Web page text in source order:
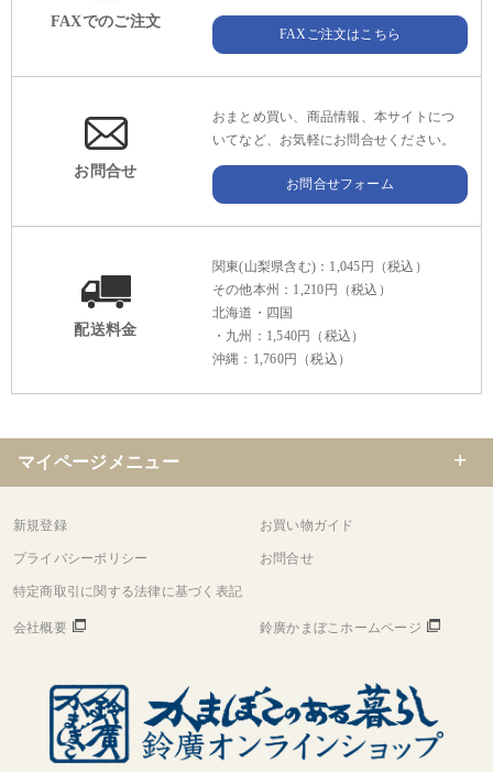
FAXでのご注文
FAXご注文はこちら
お問合せ
おまとめ買い、商品情報、本サイトにつ
いてなど、お気軽にお問合せください。
お問合せフォーム
配送料金
関東(山梨県含む)：1,045円（税込）
その他本州：1,210円（税込）
北海道・四国
・九州：1,540円（税込）
沖縄：1,760円（税込）
マイページメニュー
新規登録 お買い物ガイド
プライバシーポリシー お問合せ
特定商取引に関する法律に基づく表記
会社概要 鈴廣かまぼこホームページ